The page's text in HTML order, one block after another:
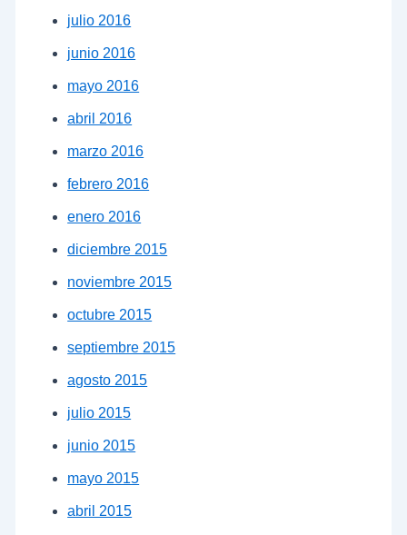
julio 2016
junio 2016
mayo 2016
abril 2016
marzo 2016
febrero 2016
enero 2016
diciembre 2015
noviembre 2015
octubre 2015
septiembre 2015
agosto 2015
julio 2015
junio 2015
mayo 2015
abril 2015